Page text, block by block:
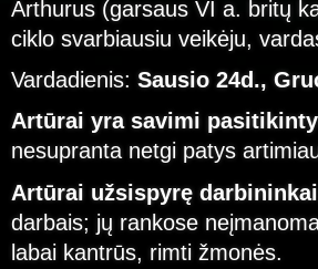
Arthurus (garsaus VI a. britų
ciklo svarbiausiu veikėju,
Vardadienis: Sausio 24d.,
Artūrai yra savimi
nesupranta netgi patys
Artūrai užsispyrę darbininkai
darbais; jų rankose
labai kantrūs, rimti žmonės.